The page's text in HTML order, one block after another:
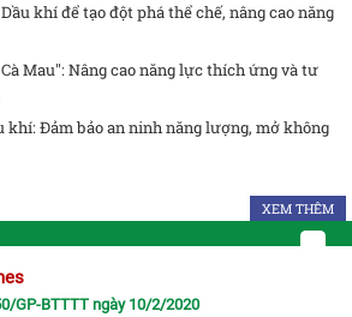
khí để tạo đột phá thể chế, nâng cao năng
Mau": Nâng cao năng lực thích ứng và tư
khí: Đảm bảo an ninh năng lượng, mở không
XEM THÊM
GP-BTTTT ngày 10/2/2020